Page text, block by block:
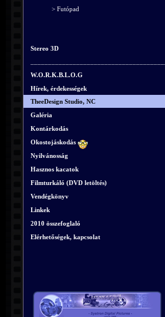
> Futópad
Stereo 3D
W.O.R.K.B.L.O.G
Hírek, érdekességek
TheeDesign Studio, NC
Galéria
Kontárkodás
Okostojáskodás
Nyilvánosság
Hasznos kacatok
Filmturkáló (DVD letöltés)
Vendégkönyv
Linkek
2010 összefoglaló
Elérhetőségek, kapcsolat